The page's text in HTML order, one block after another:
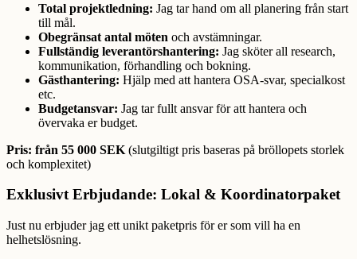
Total projektledning: Jag tar hand om all planering från start
till mål.
Obegränsat antal möten och avstämningar.
Fullständig leverantörshantering: Jag sköter all research,
kommunikation, förhandling och bokning.
Gästhantering: Hjälp med att hantera OSA-svar, specialkost
etc.
Budgetansvar: Jag tar fullt ansvar för att hantera och
övervaka er budget.
Pris: från 55 000 SEK (slutgiltigt pris baseras på bröllopets storlek
och komplexitet)
Exklusivt Erbjudande: Lokal & Koordinatorpaket
Just nu erbjuder jag ett unikt paketpris för er som vill ha en
helhetslösning.